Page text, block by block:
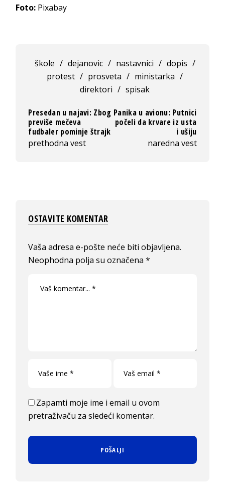
Foto: Pixabay
škole / dejanovic / nastavnici / dopis /
protest / prosveta / ministarka /
direktori / spisak
Presedan u najavi: Zbog
previše mečeva
fudbaler pominje štrajk
prethodna vest
Panika u avionu: Putnici
počeli da krvare iz usta
i ušiju
naredna vest
OSTAVITE KOMENTAR
Vaša adresa e-pošte neće biti objavljena.
Neophodna polja su označena*
Zapamti moje ime i email u ovom
pretraživaču za sledeći komentar.